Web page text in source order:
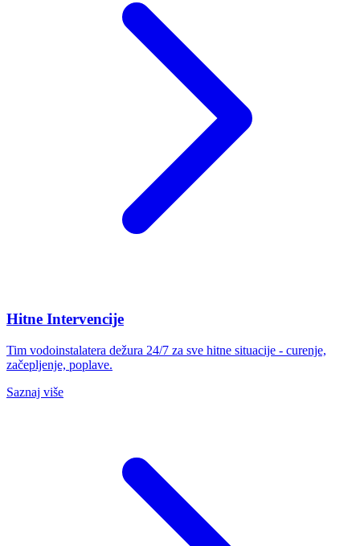
Hitne Intervencije
Tim vodoinstalatera dežura 24/7 za sve hitne situacije - curenje,
začepljenje, poplave.
Saznaj više